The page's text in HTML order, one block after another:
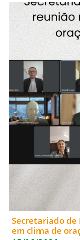
Secretariado
em clima de